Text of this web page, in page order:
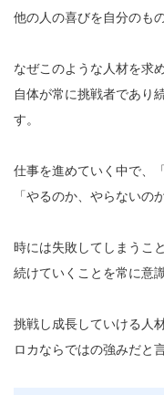
他の人の喜びを自分のも
なぜこのような人材を求
自体が常に挑戦者であり
す。
仕事を進めていく中で、
「やるのか、やらないの
時には失敗してしまうこ
続けていくことを常に意
挑戦し成長していける人
ロカならではの強みだと